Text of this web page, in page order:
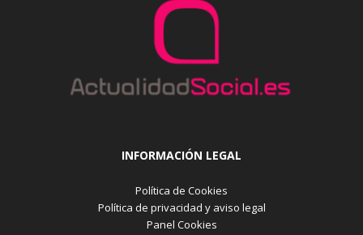
INFORMACIÓN LEGAL
Política de Cookies
Política de privacidad y aviso legal
Panel Cookies